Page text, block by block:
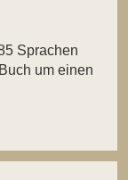
Sprachen
um einen